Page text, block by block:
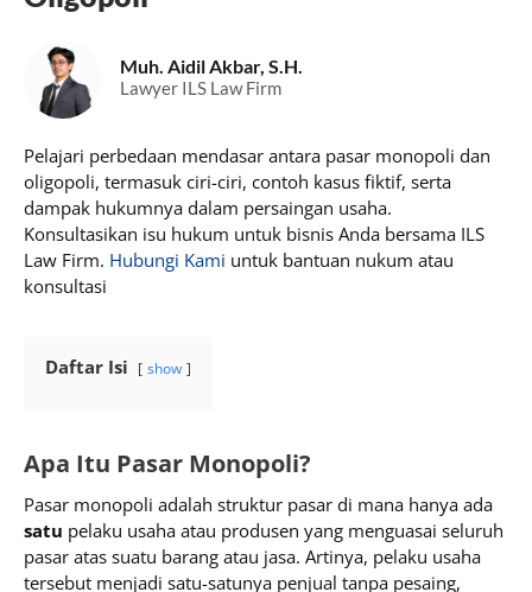
Muh. Aidil Akbar, S.H.
Lawyer ILS Law Firm
Pelajari perbedaan mendasar antara pasar monopoli dan
oligopoli, termasuk ciri-ciri, contoh kasus fiktif, serta
dampak hukumnya dalam persaingan usaha.
Konsultasikan isu hukum untuk bisnis Anda bersama ILS
Law Firm. Hubungi Kami untuk bantuan nukum atau
konsultasi
Daftar Isi show
Apa Itu Pasar Monopoli?
Pasar monopoli adalah struktur pasar di mana hanya ada
satu pelaku usaha atau produsen yang menguasai seluruh
pasar atas suatu barang atau jasa. Artinya, pelaku usaha
tersebut menjadi satu-satunya penjual tanpa pesaing,